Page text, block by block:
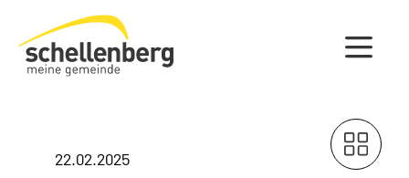
Gemeinde Schellenberg Startseite
22.02.2025